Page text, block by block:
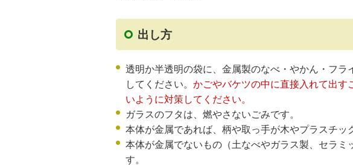
出し方
透明か半透明の袋に、金属製のなべ・やかん・フラ
してください。 かごやバケツの中に直接入れて出す
いように対策してください。
ガラスのフタは、燃やさないごみです。
本体が金属であれば、柄や取っ手が木やプラスチッ
本体が金属でないもの（土なべやガラス製、セラミ
す。